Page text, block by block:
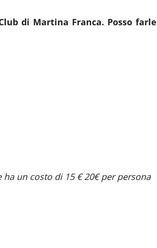
di Martina Franca. Posso farle
un costo di 15 € 20€ per persona